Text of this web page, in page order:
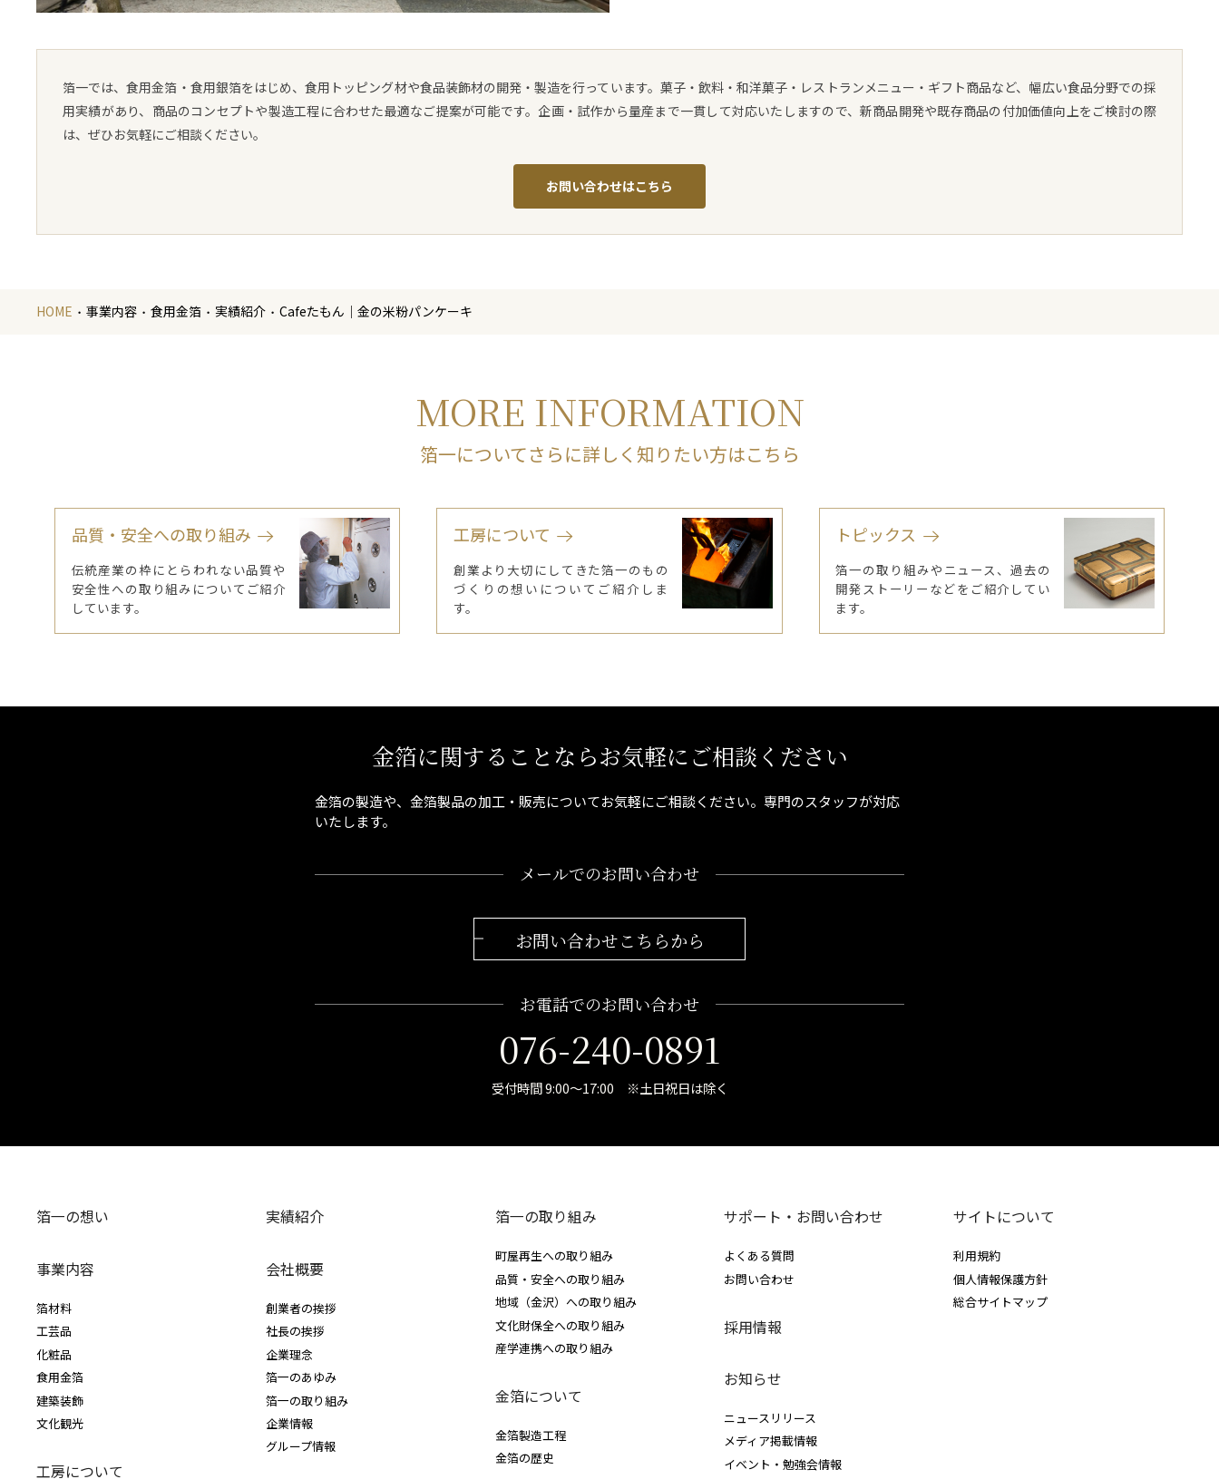
箔一では、食用金箔・食用銀箔をはじめ、食用トッピング材や食品装飾材の開発・製造を行っています。菓子・飲料・和洋菓子・レストランメニュー・ギフト商品など、幅広い食品分野での採
用実績があり、商品のコンセプトや製造工程に合わせた最適なご提案が可能です。企画・試作から量産まで一貫して対応いたしますので、新商品開発や既存商品の付加価値向上をご検討の際
は、ぜひお気軽にご相談ください。
お問い合わせはこちら
HOME 事業内容 食用金箔 実績紹介 Cafeたもん｜金の米粉パンケーキ
MORE INFORMATION
箔一についてさらに詳しく知りたい方はこちら
品質・安全への取り組み
伝統産業の枠にとらわれない品質や
安全性への取り組みについてご紹介
しています。
工房について
創業より大切にしてきた箔一のもの
づくりの想いについてご紹介しま
す。
トピックス
箔一の取り組みやニュース、過去の
開発ストーリーなどをご紹介してい
ます。
金箔に関することならお気軽にご相談ください
金箔の製造や、金箔製品の加工・販売についてお気軽にご相談ください。専門のスタッフが対応
いたします。
メールでのお問い合わせ
お問い合わせこちらから
お電話でのお問い合わせ
076-240-0891
受付時間 9:00～17:00 ※土日祝日は除く
箔一の想い
事業内容
箔材料
工芸品
化粧品
食用金箔
建築装飾
文化観光
工房について
実績紹介
会社概要
創業者の挨拶
社長の挨拶
企業理念
箔一のあゆみ
箔一の取り組み
企業情報
グループ情報
箔一の取り組み
町屋再生への取り組み
品質・安全への取り組み
地域（金沢）への取り組み
文化財保全への取り組み
産学連携への取り組み
金箔について
金箔製造工程
金箔の歴史
サポート・お問い合わせ
よくある質問
お問い合わせ
採用情報
お知らせ
ニュースリリース
メディア掲載情報
イベント・勉強会情報
サイトについて
利用規約
個人情報保護方針
総合サイトマップ